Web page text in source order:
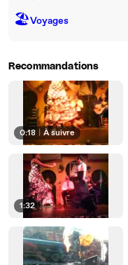
🏖Voyages
Recommandations
0:18 À suivre
1:32